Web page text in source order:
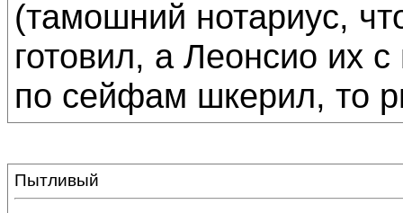
(тамошний нотариус,
готовил, а Леонсио их
по сейфам шкерил, то
Пытливый